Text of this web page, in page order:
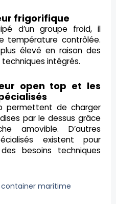
frigorifique
d’un groupe froid, il
température contrôlée.
élevé en raison des
intégrés.
open top et les
permettent de charger
par le dessus grâce
amovible. D’autres
existent pour
besoins techniques